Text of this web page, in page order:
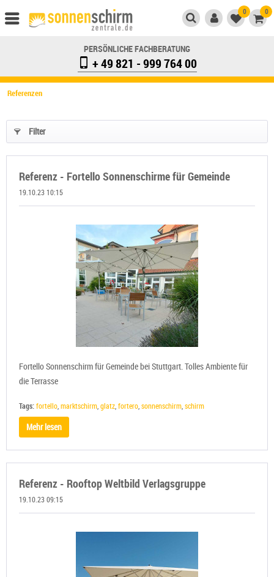
0 0
PERSÖNLICHE FACHBERATUNG
+ 49 821 - 999 764 00
Referenzen
Filter
Referenz - Fortello Sonnenschirme für Gemeinde
19.10.23 10:15
Fortello Sonnenschirm für Gemeinde bei Stuttgart. Tolles Ambiente für
die Terrasse
Tags:fortello marktschirm glatz fortero sonnenschirm schirm
Mehr lesen
Referenz - Rooftop Weltbild Verlagsgruppe
19.10.23 09:15